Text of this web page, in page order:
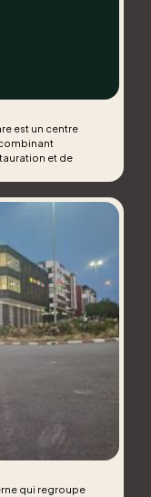
est un centre
et de
qui regroupe